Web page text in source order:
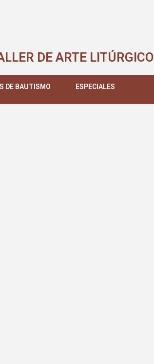
DE ARTE LITÚRGICO
DE BAUTISMO ESPECIALES